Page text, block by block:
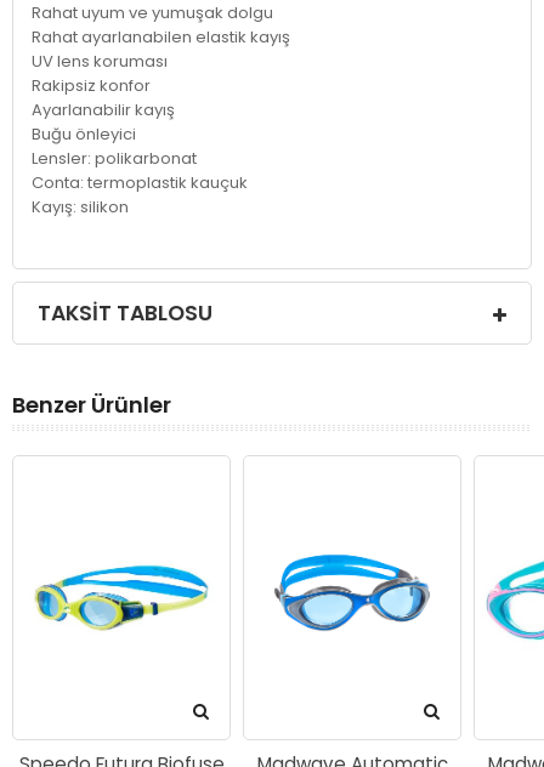
Rahat uyum ve yumuşak dolgu
Rahat ayarlanabilen elastik kayış
UV lens koruması
Rakipsiz konfor
Ayarlanabilir kayış
Buğu önleyici
Lensler: polikarbonat
Conta: termoplastik kauçuk
Kayış: silikon
TAKSIT TABLOSU
Benzer Ürünler